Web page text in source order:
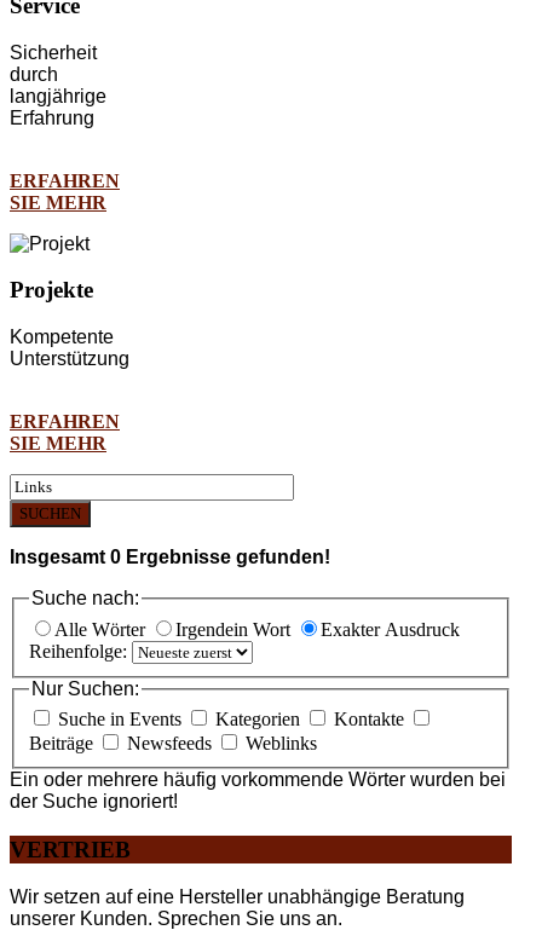
Service
Sicherheit
durch
langjährige
Erfahrung
ERFAHREN
SIE MEHR
Projekte
Kompetente
Unterstützung
ERFAHREN
SIE MEHR
SUCHEN
Insgesamt 0 Ergebnisse gefunden!
Suche nach:
Alle Wörter
Irgendein Wort
Exakter Ausdruck
Reihenfolge:
Nur Suchen:
Suche in Events
Kategorien
Kontakte
Beiträge
Newsfeeds
Weblinks
Ein oder mehrere häufig vorkommende Wörter wurden bei
der Suche ignoriert!
VERTRIEB
Wir setzen auf eine Hersteller unabhängige Beratung
unserer Kunden. Sprechen Sie uns an.